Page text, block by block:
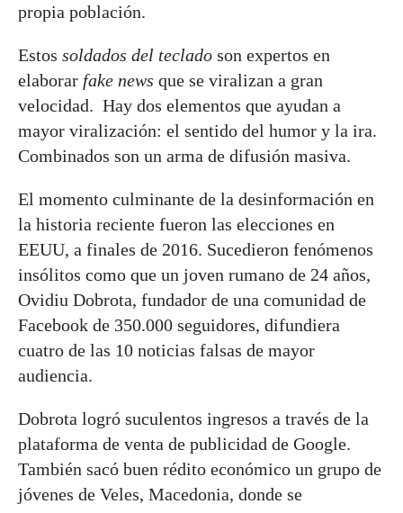
propia población.
Estos soldados del teclado son expertos en
elaborar fake news que se viralizan a gran
velocidad. Hay dos elementos que ayudan a
mayor viralización: el sentido del humor y la ira.
Combinados son un arma de difusión masiva.
El momento culminante de la desinformación en
la historia reciente fueron las elecciones en
EEUU, a finales de 2016. Sucedieron fenómenos
insólitos como que un joven rumano de 24 años,
Ovidiu Dobrota, fundador de una comunidad de
Facebook de 350.000 seguidores, difundiera
cuatro de las 10 noticias falsas de mayor
audiencia.
Dobrota logró suculentos ingresos a través de la
plataforma de venta de publicidad de Google.
También sacó buen rédito económico un grupo de
jóvenes de Veles, Macedonia, donde se